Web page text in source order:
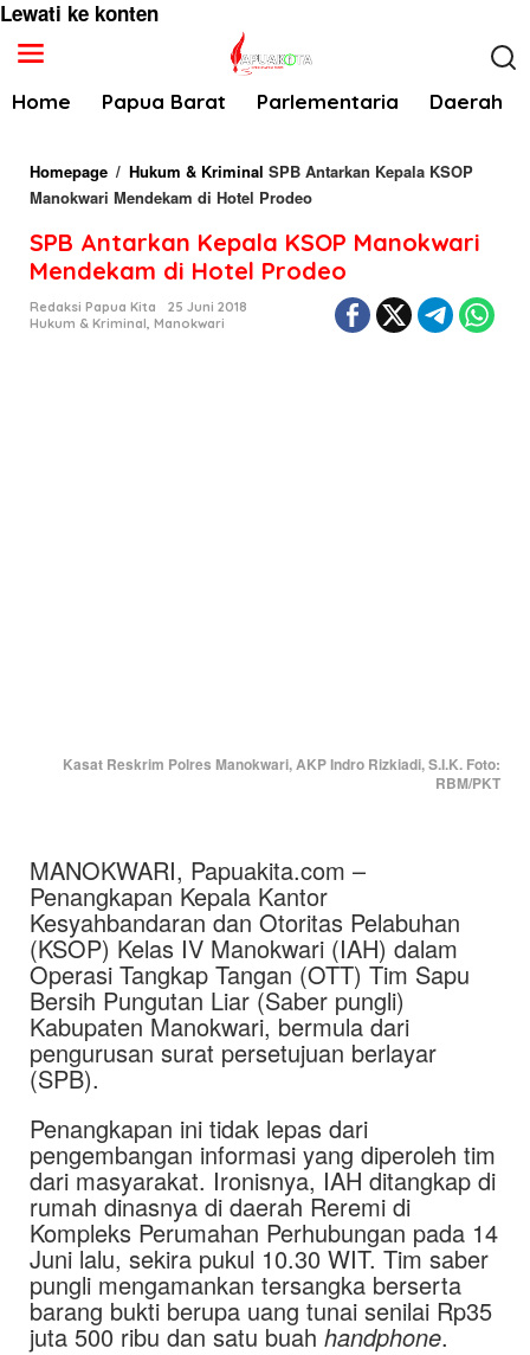
Lewati ke konten
Home Papua Barat Parlementaria Daerah
Homepage / Hukum & Kriminal SPB Antarkan Kepala KSOP
Manokwari Mendekam di Hotel Prodeo
SPB Antarkan Kepala KSOP Manokwari
Mendekam di Hotel Prodeo
Redaksi Papua Kita
25 Juni 2018
Hukum & Kriminal, Manokwari
Kasat Reskrim Polres Manokwari, AKP Indro Rizkiadi, S.I.K. Foto:
RBM/PKT
MANOKWARI, Papuakita.com –
Penangkapan Kepala Kantor
Kesyahbandaran dan Otoritas Pelabuhan
(KSOP) Kelas IV Manokwari (IAH) dalam
Operasi Tangkap Tangan (OTT) Tim Sapu
Bersih Pungutan Liar (Saber pungli)
Kabupaten Manokwari, bermula dari
pengurusan surat persetujuan berlayar
(SPB).
Penangkapan ini tidak lepas dari
pengembangan informasi yang diperoleh tim
dari masyarakat. Ironisnya, IAH ditangkap di
rumah dinasnya di daerah Reremi di
Kompleks Perumahan Perhubungan pada 14
Juni lalu, sekira pukul 10.30 WIT. Tim saber
pungli mengamankan tersangka berserta
barang bukti berupa uang tunai senilai Rp35
juta 500 ribu dan satu buah handphone.